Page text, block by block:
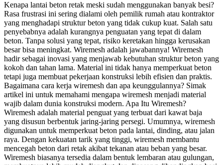
Kenapa lantai beton retak meski sudah menggunakan banyak besi?
Rasa frustrasi ini sering dialami oleh pemilik rumah atau kontraktor
yang menghadapi struktur beton yang tidak cukup kuat. Salah satu
penyebabnya adalah kurangnya penguatan yang tepat di dalam
beton. Tanpa solusi yang tepat, risiko keretakan hingga kerusakan
besar bisa meningkat. Wiremesh adalah jawabannya! Wiremesh
hadir sebagai inovasi yang menjawab kebutuhan struktur beton yang
kokoh dan tahan lama. Material ini tidak hanya memperkuat beton
tetapi juga membuat pekerjaan konstruksi lebih efisien dan praktis.
Bagaimana cara kerja wiremesh dan apa keunggulannya? Simak
artikel ini untuk memahami mengapa wiremesh menjadi material
wajib dalam dunia konstruksi modern. Apa Itu Wiremesh?
Wiremesh adalah material penguat yang terbuat dari kawat baja
yang disusun berbentuk jaring-jaring persegi. Umumnya, wiremesh
digunakan untuk memperkuat beton pada lantai, dinding, atau jalan
raya. Dengan kekuatan tarik yang tinggi, wiremesh membantu
mencegah beton dari retak akibat tekanan atau beban yang besar.
Wiremesh biasanya tersedia dalam bentuk lembaran atau gulungan,